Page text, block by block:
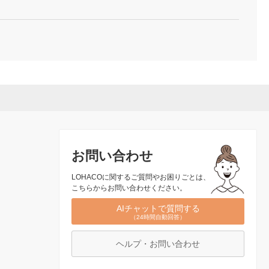
お問い合わせ
LOHACOに関するご質問やお困りごとは、
こちらからお問い合わせください。
AIチャットで質問する
（24時間自動回答）
ヘルプ・お問い合わせ